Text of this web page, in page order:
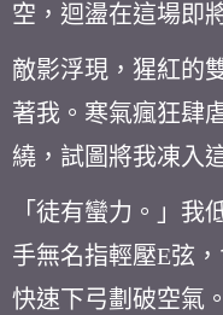
空，迴盪在這場即
敵影浮現，猩紅的
著我。寒氣瘋狂肆
繞，試圖將我凍入
「徒有蠻力。」我
手無名指輕壓E弦
快速下弓劃破空氣。